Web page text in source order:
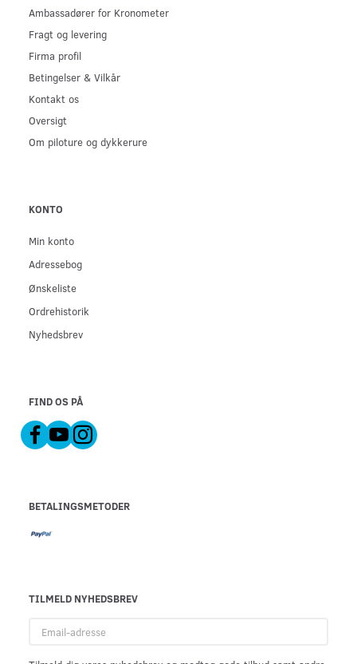
Ambassadører for Kronometer
Fragt og levering
Firma profil
Betingelser & Vilkår
Kontakt os
Oversigt
Om piloture og dykkerure
KONTO
Min konto
Adressebog
Ønskeliste
Ordrehistorik
Nyhedsbrev
FIND OS PÅ
BETALINGSMETODER
TILMELD NYHEDSBREV
adresse